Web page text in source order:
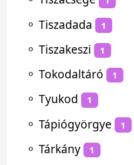
⚬ Tiszadada 1
⚬ Tiszakeszi 1
⚬ Tokodaltáró 1
⚬ Tyukod 1
⚬ Tápiógyörgye 1
⚬ Tárkány 1